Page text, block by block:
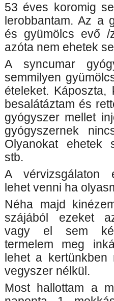
53 éves koromig
lerobbantam. Az a
és gyümölcs evő /
azóta nem ehetek
A syncumar
semmilyen
ételeket.
besalátáztam és
gyógyszer mellet
gyógyszernek
Olyanokat ehetek
stb.
A vérvizsgálaton
lehet venni ha
Néha majd
szájából ezeket
vagy el sem
termelem meg
lehet a kertünkben
vegyszer nélkül.
Most hallottam a